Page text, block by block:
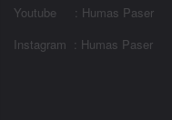
Youtube : Humas Paser
Instagram : Humas Paser